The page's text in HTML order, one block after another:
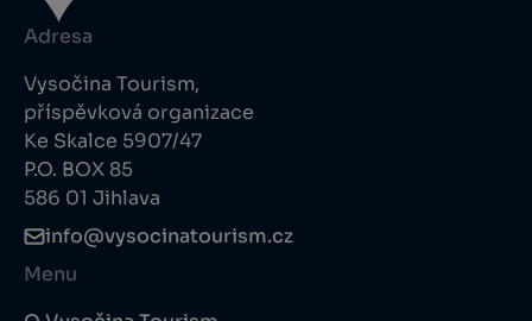
Adresa
Vysočina Tourism,
příspěvková organizace
Ke Skalce 5907/47
P.O. BOX 85
586 01 Jihlava
info@vysocinatourism.cz
Menu